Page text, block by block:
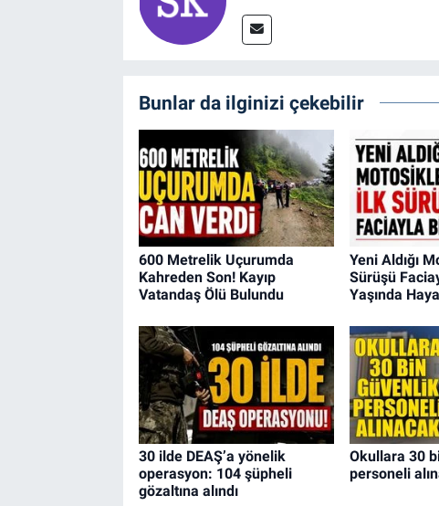
Bunlar da ilginizi çekebilir
600 Metrelik Uçurumda
Kahreden Son! Kayıp
Vatandaş Ölü Bulundu
Yeni Aldığı
Sürüşü
Yaşında
30 ilde DEAŞ’a yönelik
operasyon: 104 şüpheli
gözaltına alındı
Okullara 30
personeli